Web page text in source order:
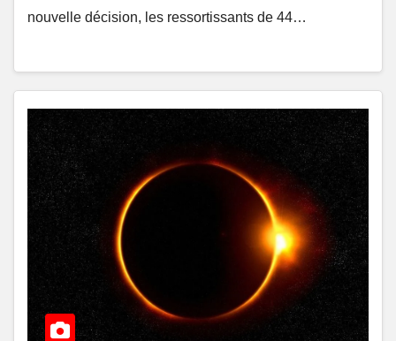
nouvelle décision, les ressortissants de 44…